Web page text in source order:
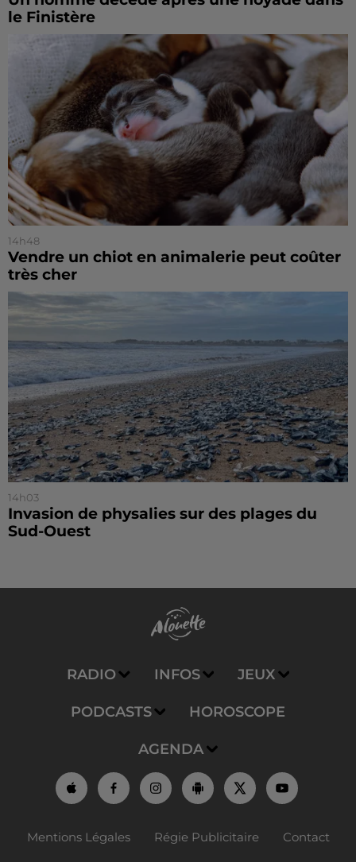
le Finistère
14h48
Vendre un chiot en animalerie peut coûter
très cher
14h03
Invasion de physalies sur des plages du
Sud-Ouest
RADIO INFOS JEUX
PODCASTS HOROSCOPE
AGENDA
Mentions Légales Régie Publicitaire Contact